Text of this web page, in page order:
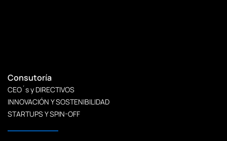
Consutoría
CEO´s y DIRECTIVOS
INNOVACIÓN Y SOSTENIBILIDAD
STARTUPS Y SPIN-OFF